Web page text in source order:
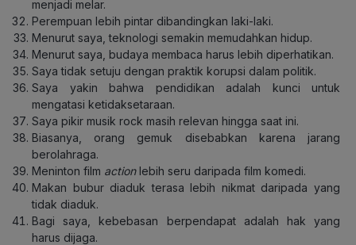
menjadi melar.
Perempuan lebih pintar dibandingkan laki-laki.
Menurut saya, teknologi semakin memudahkan hidup.
Menurut saya, budaya membaca harus lebih diperhatikan.
Saya tidak setuju dengan praktik korupsi dalam politik.
Saya yakin bahwa pendidikan adalah kunci untuk
mengatasi ketidaksetaraan.
Saya pikir musik rock masih relevan hingga saat ini.
Biasanya, orang gemuk disebabkan karena jarang
berolahraga.
Meninton film actionlebih seru daripada film komedi.
Makan bubur diaduk terasa lebih nikmat daripada yang
tidak diaduk.
Bagi saya, kebebasan berpendapat adalah hak yang
harus dijaga.